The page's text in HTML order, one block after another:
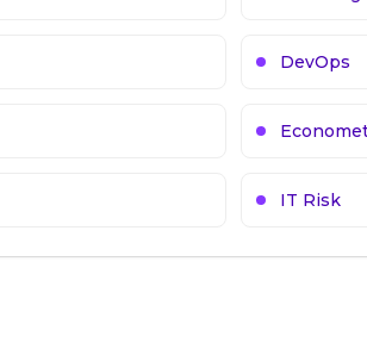
DevOps
IT Risk